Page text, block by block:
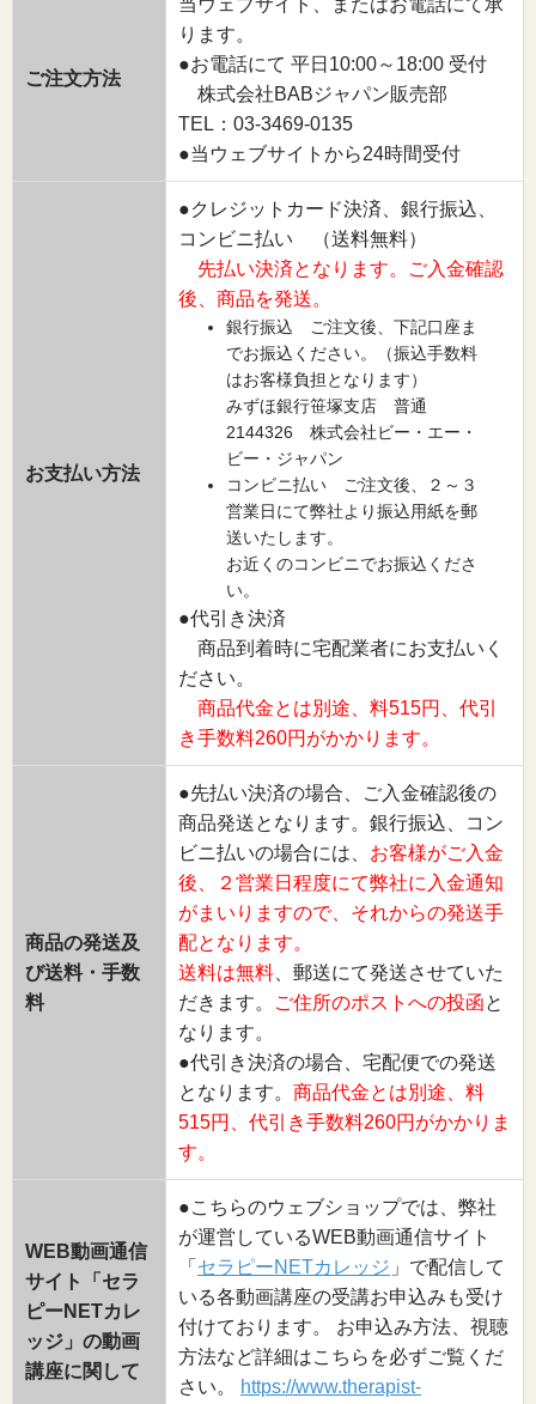
ご注文方法
ります。
●お電話にて 平日10:00～18:00 受付
株式会社BABジャパン販売部
TEL：03-3469-0135
●当ウェブサイトから24時間受付
お支払い方法
●クレジットカード決済、銀行振込、
コンビニ払い （送料無料）
先払い決済となります。ご入金確認
後、商品を発送。
銀行振込 ご注文後、下記口座ま
でお振込ください。（振込手数料
はお客様負担となります）
みずほ銀行笹塚支店 普通
2144326 株式会社ビー・エー・
ビー・ジャパン
コンビニ払い ご注文後、２～３
営業日にて弊社より振込用紙を郵
送いたします。
お近くのコンビニでお振込くださ
い。
●代引き決済
商品到着時に宅配業者にお支払いく
ださい。
商品代金とは別途、料515円、代引
き手数料260円がかかります。
商品の発送及
び送料・手数
料
●先払い決済の場合、ご入金確認後の
商品発送となります。銀行振込、コン
ビニ払いの場合には、 お客様がご入金
後、２営業日程度にて弊社に入金通知
がまいりますので、それからの発送手
配となります。
送料は無料 、郵送にて発送させていた
だきます。
ご住所のポストへの投函と
なります。
●代引き決済の場合、宅配便での発送
となります。 商品代金とは別途、料
515円、代引き手数料260円がかかりま
す。
WEB動画通信
サイト「セラ
ピーNETカレ
ッジ」の動画
講座に関して
●こちらのウェブショップでは、弊社
が運営しているWEB動画通信サイト
「 セラピーNETカレッジ 」で配信して
いる各動画講座の受講お申込みも受け
付けております。 お申込み方法、視聴
方法など詳細はこちらを必ずご覧くだ
さい。
https://www.therapist-